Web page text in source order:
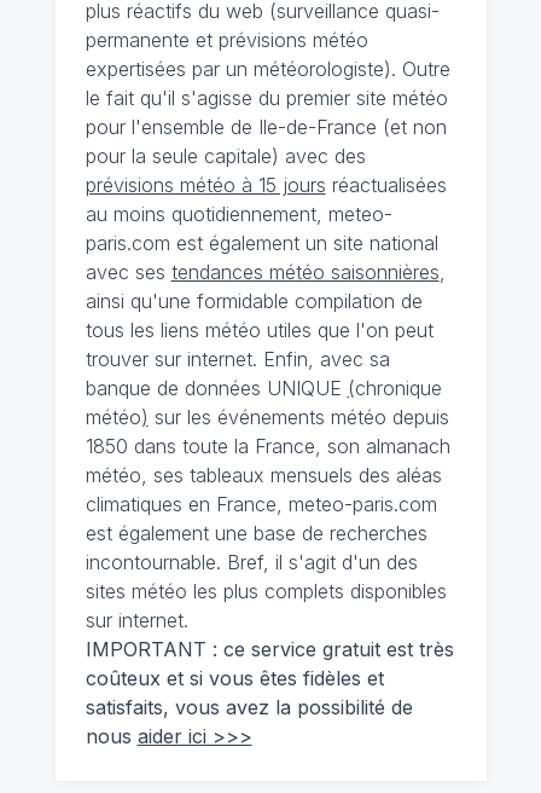
plus réactifs du web (surveillance quasi-
permanente et prévisions météo
expertisées par un météorologiste). Outre
le fait qu'il s'agisse du premier site météo
pour l'ensemble de Ile-de-France (et non
pour la seule capitale) avec des
prévisions météo à 15 jours réactualisées
au moins quotidiennement, meteo-
paris.com est également un site national
avec ses tendances météo saisonnières,
ainsi qu'une formidable compilation de
tous les liens météo utiles que l'on peut
trouver sur internet. Enfin, avec sa
banque de données UNIQUE (chronique
météo) sur les événements météo depuis
1850 dans toute la France, son almanach
météo, ses tableaux mensuels des aléas
climatiques en France, meteo-paris.com
est également une base de recherches
incontournable. Bref, il s'agit d'un des
sites météo les plus complets disponibles
sur internet.
IMPORTANT : ce service gratuit est très
coûteux et si vous êtes fidèles et
satisfaits, vous avez la possibilité de
nous aider ici >>>